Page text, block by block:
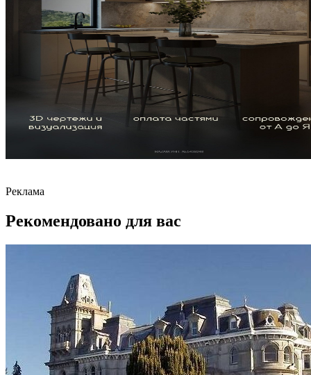
Реклама
Рекомендовано для вас